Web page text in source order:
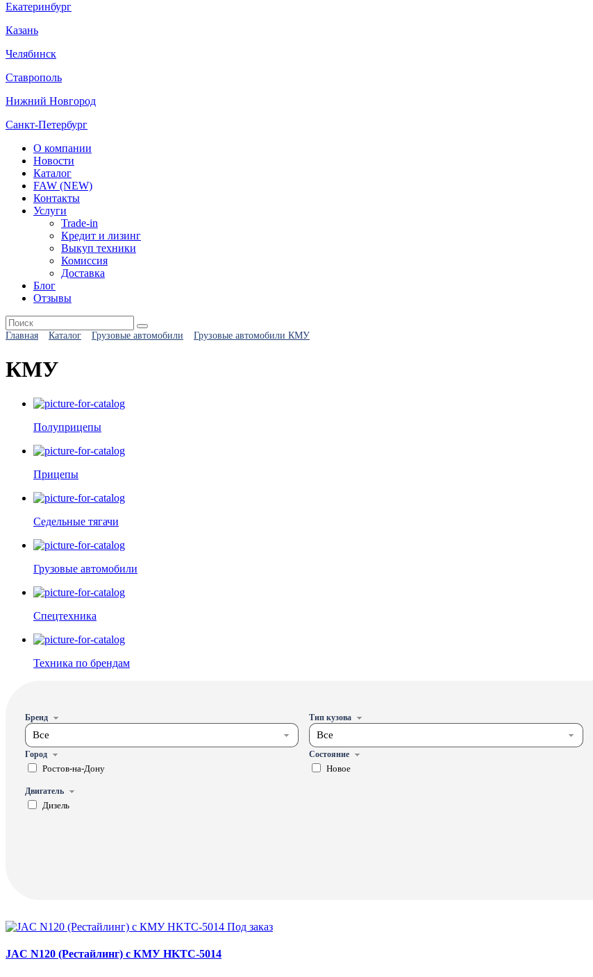
Екатеринбург
Казань
Челябинск
Ставрополь
Нижний Новгород
Санкт-Петербург
О компании
Новости
Каталог
FAW (NEW)
Контакты
Услуги
Trade-in
Кредит и лизинг
Выкуп техники
Комиссия
Доставка
Блог
Отзывы
Главная Каталог Грузовые автомобили Грузовые автомобили КМУ
КМУ
Полуприцепы
Прицепы
Седельные тягачи
Грузовые автомобили
Спецтехника
Техника по брендам
Бренд
Все
Тип кузова
Все
Город
Ростов-на-Дону
Состояние
Новое
Двигатель
Дизель
Под заказ
JAC N120 (Рестайлинг) с КМУ HKTC-5014